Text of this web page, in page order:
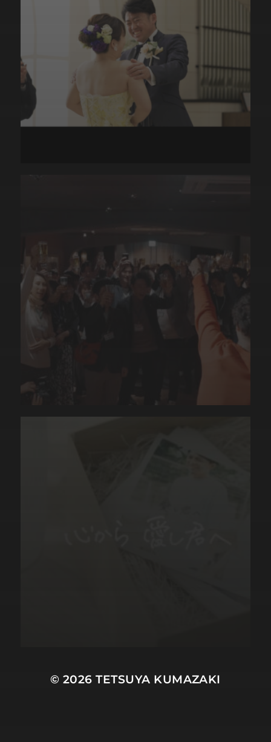
© 2026TETSUYA KUMAZAKI